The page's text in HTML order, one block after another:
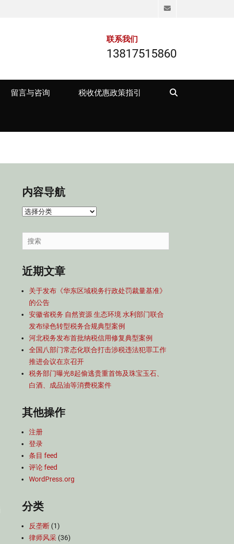
Email
联系我们
13817515860
留言与咨询 税收优惠政策指引
内容导航
内
导
航
Search
for:
近期文章
关于发布《华东区域税务行政处罚裁量基准》
的公告
安徽省税务 自然资源 生态环境 水利部门联合
发布绿色转型税务合规典型案例
河北税务发布首批纳税信用修复典型案例
全国八部门常态化联合打击涉税违法犯罪工作
推进会议在京召开
税务部门曝光8起偷逃贵重首饰及珠宝玉石、
白酒、成品油等消费税案件
其他操作
注册
登录
条目 feed
评论 feed
WordPress.org
分类
反垄断 (1)
律师风采 (36)